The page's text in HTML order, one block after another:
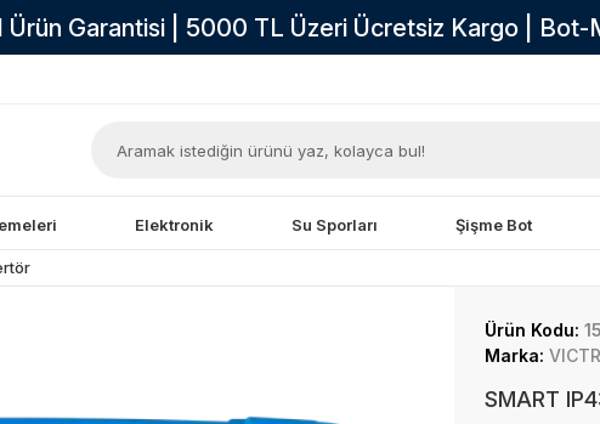
Ürün Garantisi | 5000 TL Üzeri Ücretsiz Kargo |
Elektronik Su Sporları Şişme Bot
Ürün Kodu:
Marka:
SMART